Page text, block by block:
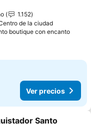
1.152
de la ciudad
boutique con encantoVer
Ver precios
Santo